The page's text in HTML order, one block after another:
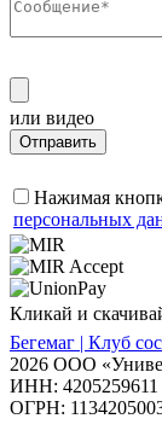
или видео
Отправить
Нажимая
персональных
Кликай и
Бегемаг | Клуб
2026 ООО
ИНН: 4205259611
ОГРН: